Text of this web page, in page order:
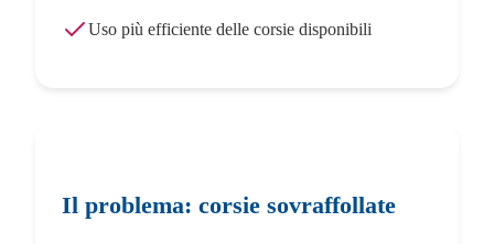
Uso più efficiente delle corsie disponibili
Il problema: corsie sovraffollate